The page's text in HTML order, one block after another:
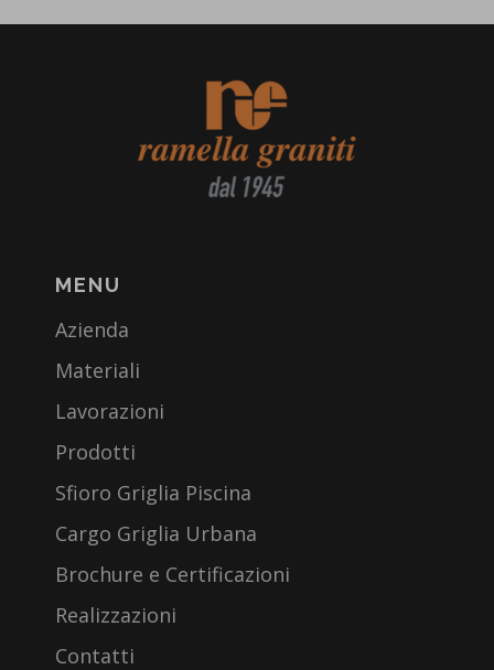
MENU
Azienda
Materiali
Lavorazioni
Prodotti
Sfioro Griglia Piscina
Cargo Griglia Urbana
Brochure e Certificazioni
Realizzazioni
Contatti